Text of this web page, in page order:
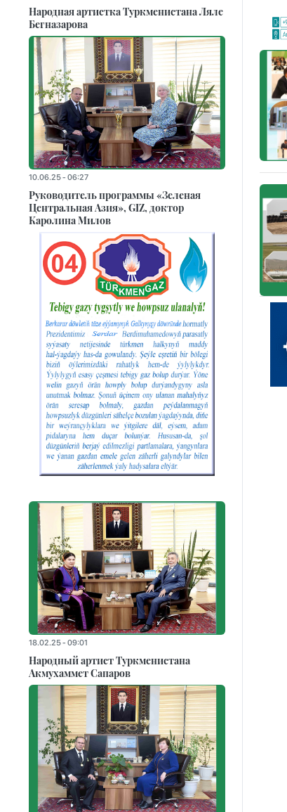
Народная артистка Туркменистана Ляле
Бегназарова
10.06.25 - 06:27
Руководитель программы «Зеленая
Центральная Азия», GIZ, доктор
Каролина Милов
18.02.25 - 09:01
Народный артист Туркменистана
Акмухаммет Сапаров